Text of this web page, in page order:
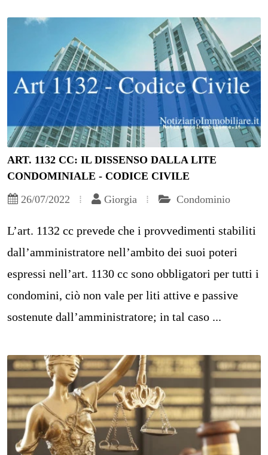
ART. 1132 CC: IL DISSENSO DALLA LITE
CONDOMINIALE - CODICE CIVILE
26/07/2022
Giorgia Condominio
L’art. 1132 cc prevede che i provvedimenti stabiliti
dall’amministratore nell’ambito dei suoi poteri
espressi nell’art. 1130 cc sono obbligatori per tutti i
condomini, ciò non vale per liti attive e passive
sostenute dall’amministratore; in tal caso ...